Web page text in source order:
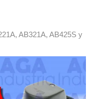
AB321A, AB425S y